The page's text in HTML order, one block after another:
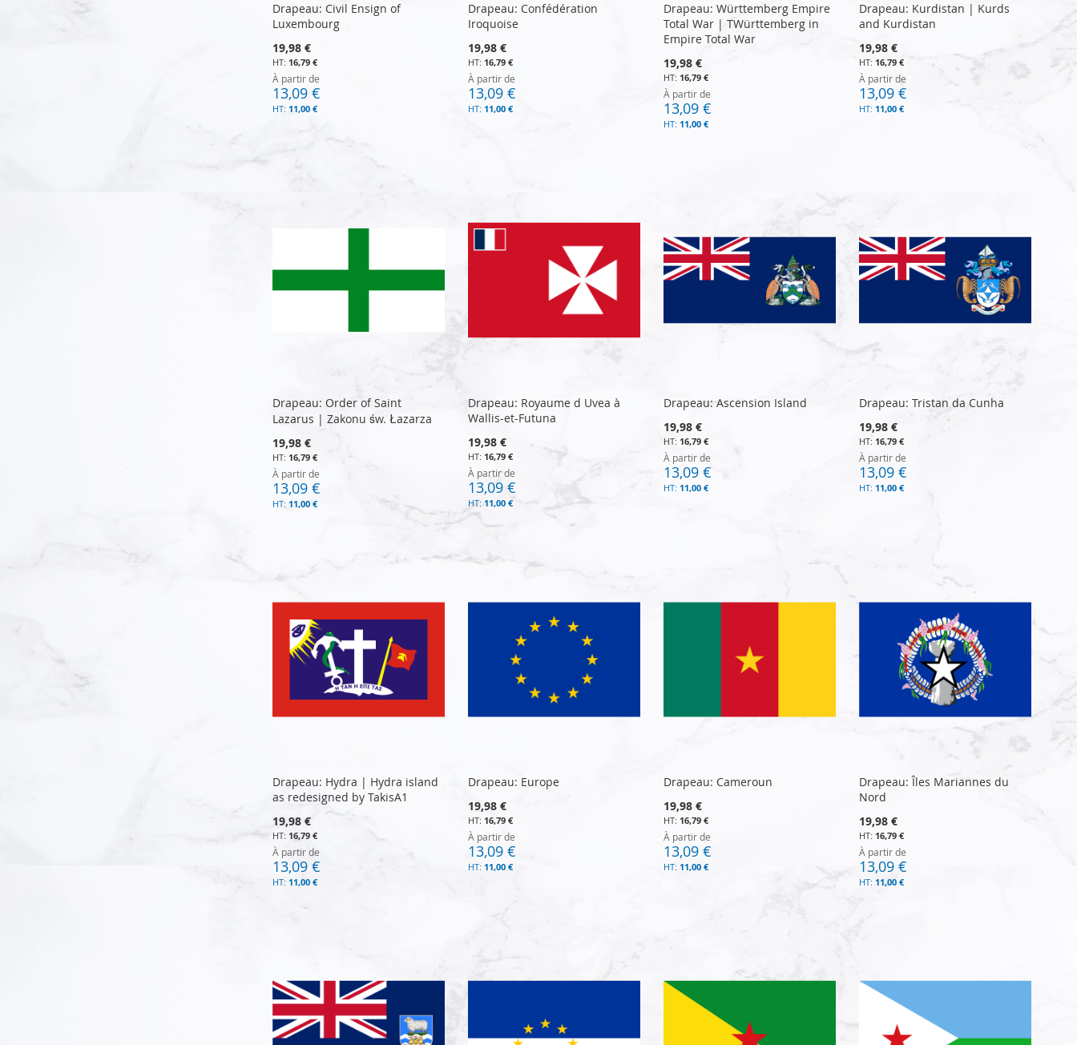
Drapeau: Civil Ensign of
Luxembourg
19,98 €
16,79 €
À partir de
13,09 €
11,00 €
Drapeau: Confédération
Iroquoise
19,98 €
16,79 €
À partir de
13,09 €
11,00 €
Drapeau: Württemberg Empire
Total War | TWürttemberg in
Empire Total War
19,98 €
16,79 €
À partir de
13,09 €
11,00 €
Drapeau: Kurdistan | Kurds
and Kurdistan
19,98 €
16,79 €
À partir de
13,09 €
11,00 €
Drapeau: Order of Saint
Lazarus | Zakonu św. Łazarza
19,98 €
16,79 €
À partir de
13,09 €
11,00 €
Drapeau: Royaume d Uvea à
Wallis-et-Futuna
19,98 €
16,79 €
À partir de
13,09 €
11,00 €
Drapeau: Ascension Island
19,98 €
16,79 €
À partir de
13,09 €
11,00 €
Drapeau: Tristan da Cunha
19,98 €
16,79 €
À partir de
13,09 €
11,00 €
Drapeau: Hydra | Hydra island
as redesigned by TakisA1
19,98 €
16,79 €
À partir de
13,09 €
11,00 €
Drapeau: Europe
19,98 €
16,79 €
À partir de
13,09 €
11,00 €
Drapeau: Cameroun
19,98 €
16,79 €
À partir de
13,09 €
11,00 €
Drapeau: Îles Mariannes du
Nord
19,98 €
16,79 €
À partir de
13,09 €
11,00 €